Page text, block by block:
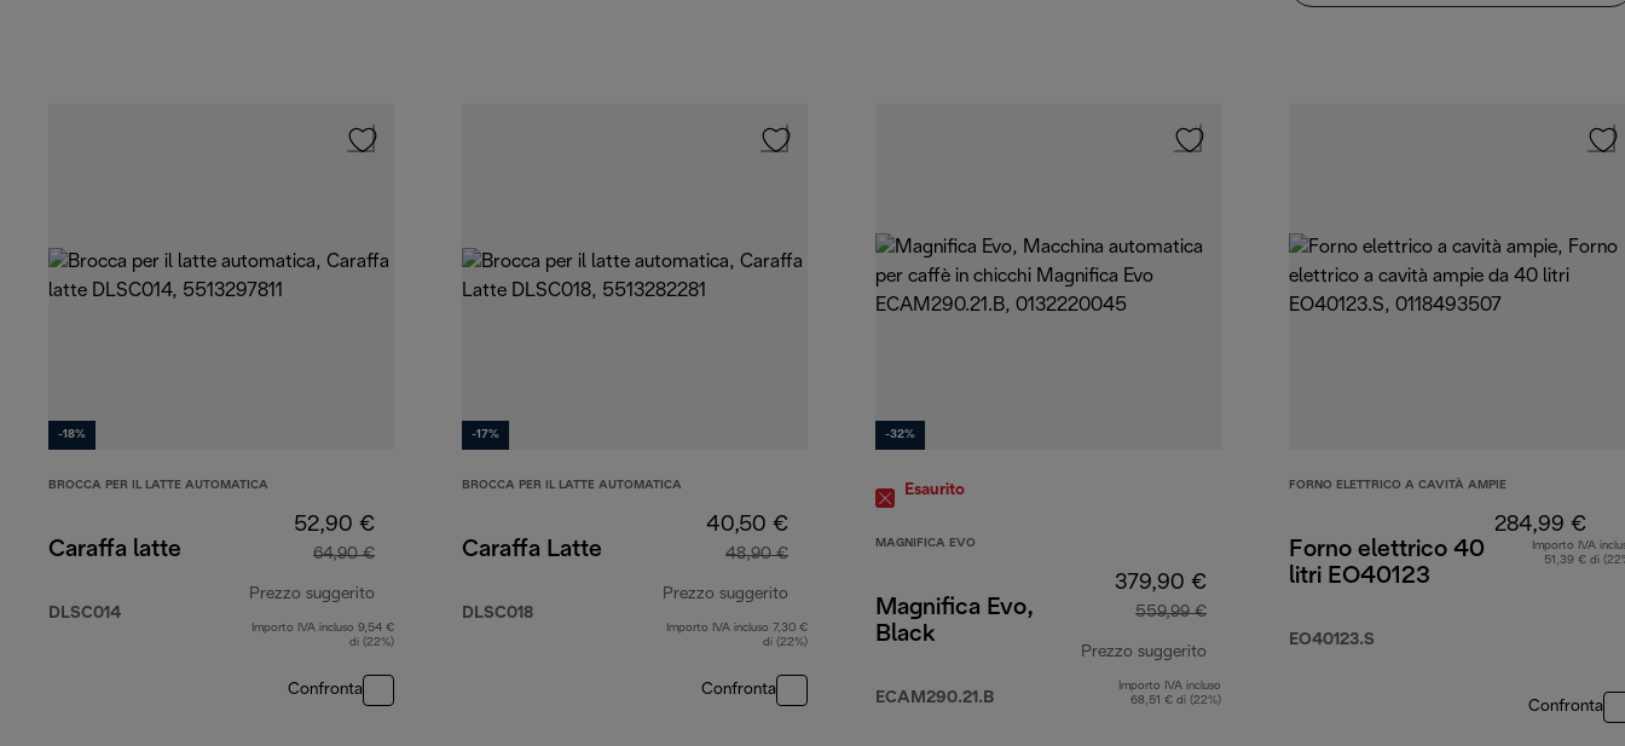
-18%
BROCCA PER IL LATTE AUTOMATICA
Caraffa latte
DLSC014
52,90 €
64,90 €
Prezzo suggerito
prezzo originale 64,90 €
Importo IVA incluso 9,54 €
di (22%)
Confronta
-17%
BROCCA PER IL LATTE AUTOMATICA
Caraffa Latte
DLSC018
40,50 €
48,90 €
Prezzo suggerito
prezzo originale 48,90 €
Importo IVA incluso 7,30 €
di (22%)
Confronta
-32%
Esaurito
MAGNIFICA EVO
Magnifica Evo,
Black
ECAM290.21.B
379,90 €
559,99 €
Prezzo suggerito
prezzo originale 559,99 €
Importo IVA incluso
68,51 € di (22%)
FORNO ELETTRICO A CAVITÀ AMPIE
Forno elettrico 40
litri EO40123
EO40123.S
284,99 €
Importo IVA
51,39 € di
Confronta